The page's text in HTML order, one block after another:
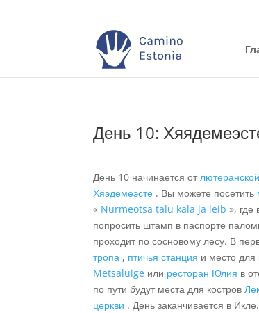
День 10:
День 10 начинается от
Хяэдемеэсте . Вы можете посетить
« Nurmeotsa talu kala ja leib »,
попросить штамп в паспорте
проходит по сосновому лесу. В
тропа , птичья станция и место для
Metsaluige или ресторан Юлия в
по пути будут места для костров
церкви . День заканчивается в Икле.